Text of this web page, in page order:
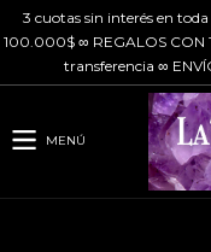
3 cuotas sin interés en
100.000$ ∞ REGALOS CON
transferencia ∞
MENÚ